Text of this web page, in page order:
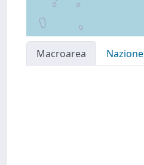
Macroarea Nazione